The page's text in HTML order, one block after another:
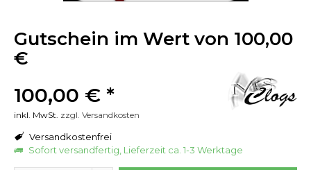
Gutschein im Wert von 100,00
€
100,00 € *
inkl. MwSt. zzgl. Versandkosten
Versandkostenfrei
Sofort versandfertig, Lieferzeit ca. 1-3 Werktage